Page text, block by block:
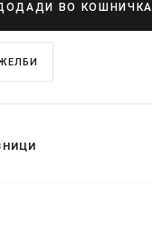
ВО КОШНИЧКА